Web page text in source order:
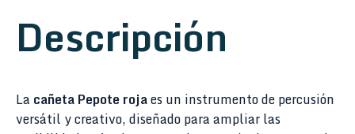
Descripción
La cañeta Pepote rojaes un instrumento de percusión
versátil y creativo, diseñado para ampliar las